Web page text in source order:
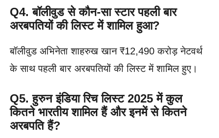
Q4.बॉलीवुड से कौन-सा स्टार पहली बार
अरबपतियों की लिस्ट में शामिल हुआ?
बॉलीवुड अभिनेता शाहरुख खान ₹12,490 करोड़ नेटवर्थ
के साथ पहली बार अरबपतियों की लिस्ट में शामिल हुए।
Q5.हुरुन इंडिया रिच लिस्ट 2025 में कुल
कितने भारतीय शामिल हैं और इनमें से कितने
अरबपति हैं?